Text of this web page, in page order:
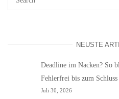
NEUSTE
Deadline im Nacken? So
Fehlerfrei bis zum Schluss
Juli 30, 2026